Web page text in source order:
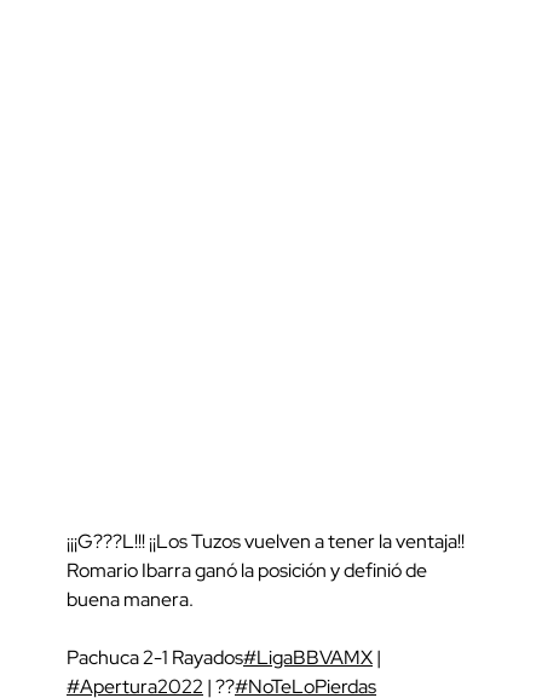
¡¡¡G???L!!! ¡¡Los Tuzos vuelven a tener la ventaja!!
Romario Ibarra ganó la posición y definió de
buena manera.
Pachuca 2-1 Rayados#LigaBBVAMX|
#Apertura2022 | ??#NoTeLoPierdas